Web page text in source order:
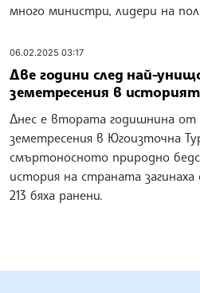
много министри, лидери на
06.02.2025 03:17
Две години след най-
земетресения в
Днес е втората годишнина
земетресения в Югоизточна
смъртоносното природно
история на страната
213 бяха ранени.